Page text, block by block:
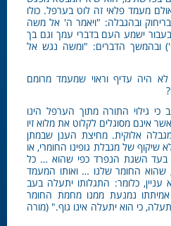
מעמד פלאי זה לוט בערפל. כולו
ובהגבלה: "ויאמר ה' אל משה
ישמע העם בדברי עמך וגם בך
ובהמשך הדברים: "ומשה נגש אל
היה עדיף וראוי שמעמד מרומם
גילוי התורה מתוך הערפל הינו
אינם מסוגלים לקלוט את מלוא זיו
אלוקית. מחיצת הענן שבמתן
של מגבלת גופינו החומרי, או
בעד השגת הנפרד כפי שהוא … כל
החומר שלנו … ואותו המעמד
כלומר: התגלותו יתעלה בעב
נמנעת ממנו מחמת החומר
כי הוא יתעלה אינו גוף." (מורה